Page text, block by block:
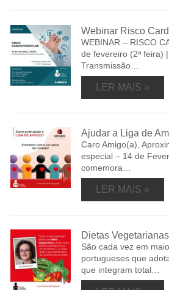
Webinar Risco
WEBINAR – RISCO
de fevereiro (2ª feira)
Transmissão…
LER MAIS »
Ajudar a Liga de
Caro Amigo(a),
especial – 14 de
comemora…
LER MAIS »
Dietas Vegetarianas
São cada vez em
portugueses que
que integram total…